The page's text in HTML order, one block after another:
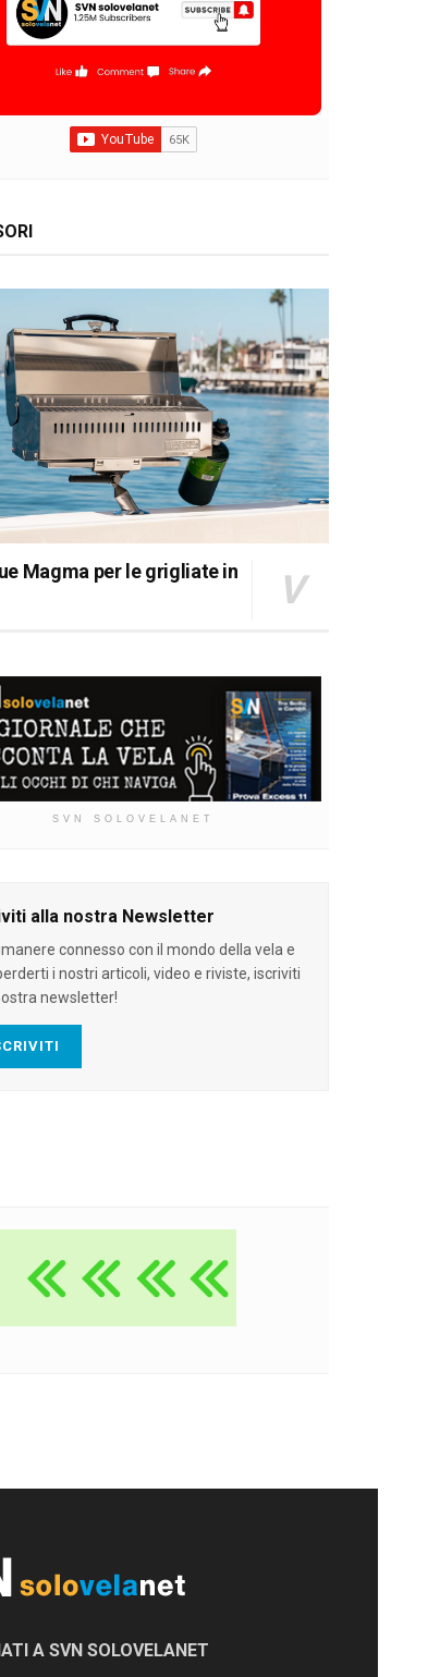
Magma per le grigliate in
SVN SOLOVELANET
alla nostra Newsletter
connesso con il mondo della vela e
i nostri articoli, video e riviste, iscriviti
newsletter!
A SVN SOLOVELANET